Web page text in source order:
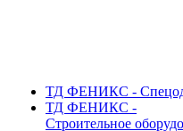
ТД ФЕНИКС -
ТД ФЕНИКС -
Строительное